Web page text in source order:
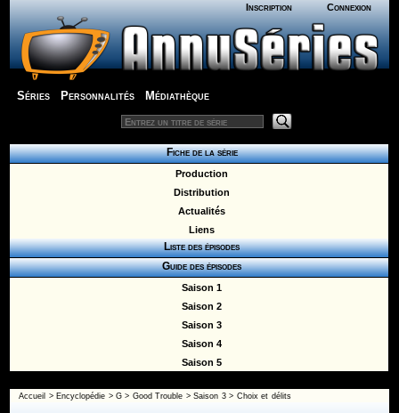
Inscription Connexion
Séries Personnalités Médiathèque
Fiche de la série
Production
Distribution
Actualités
Liens
Liste des épisodes
Guide des épisodes
Saison 1
Saison 2
Saison 3
Saison 4
Saison 5
Accueil > Encyclopédie >G > Good Trouble >Saison 3> Choix et délits